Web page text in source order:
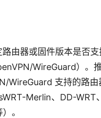
路由器或固件版本是否支
WireGuard）。
WireGuard 支持的路由
Merlin、DD-WRT、
。